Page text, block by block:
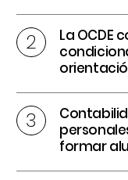
La OCDE
formar